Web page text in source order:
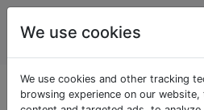
Geografisches
We use cookies
We use cookies and other tracking
browsing experience on our